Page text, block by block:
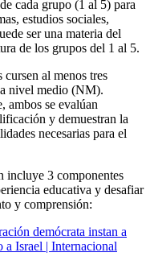
cada grupo (1 al 5) para
estudios sociales,
ser una materia del
de los grupos del 1 al 5.
al menos tres
nivel medio (NM).
ambos se evalúan
y demuestran la
necesarias para el
incluye 3 componentes
educativa y desafiar
y comprensión:
demócrata instan a
Israel | Internacional